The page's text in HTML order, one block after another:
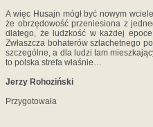
A więc Husajn mógł być nowym
że obrzędowość przeniesiona z
dlatego, że ludzkość w każdej
Zwłaszcza bohaterów szlachetnego
szczególne, a dla ludzi tam
to polska strefa właśnie…
Jerzy Rohoziński
Przygotowała